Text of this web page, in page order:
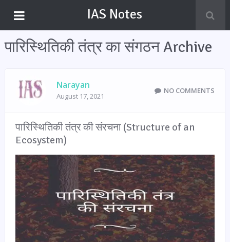
IAS Notes
पारिस्थितिकी तंत्र का संगठन Archive
Narayan
August 17, 2021
NO COMMENTS
पारिस्थितिकी तंत्र की संरचना (Structure of an
Ecosystem)